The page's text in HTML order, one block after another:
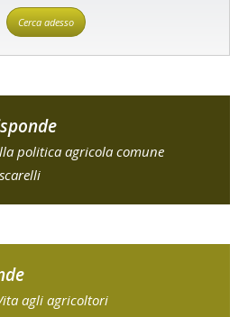
Cerca adesso
politica agricola comune
agli agricoltori